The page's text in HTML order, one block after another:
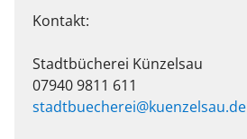
Kontakt:
Stadtbücherei Künzelsau
07940 9811 611
stadtbuecherei@kuenzelsau.de